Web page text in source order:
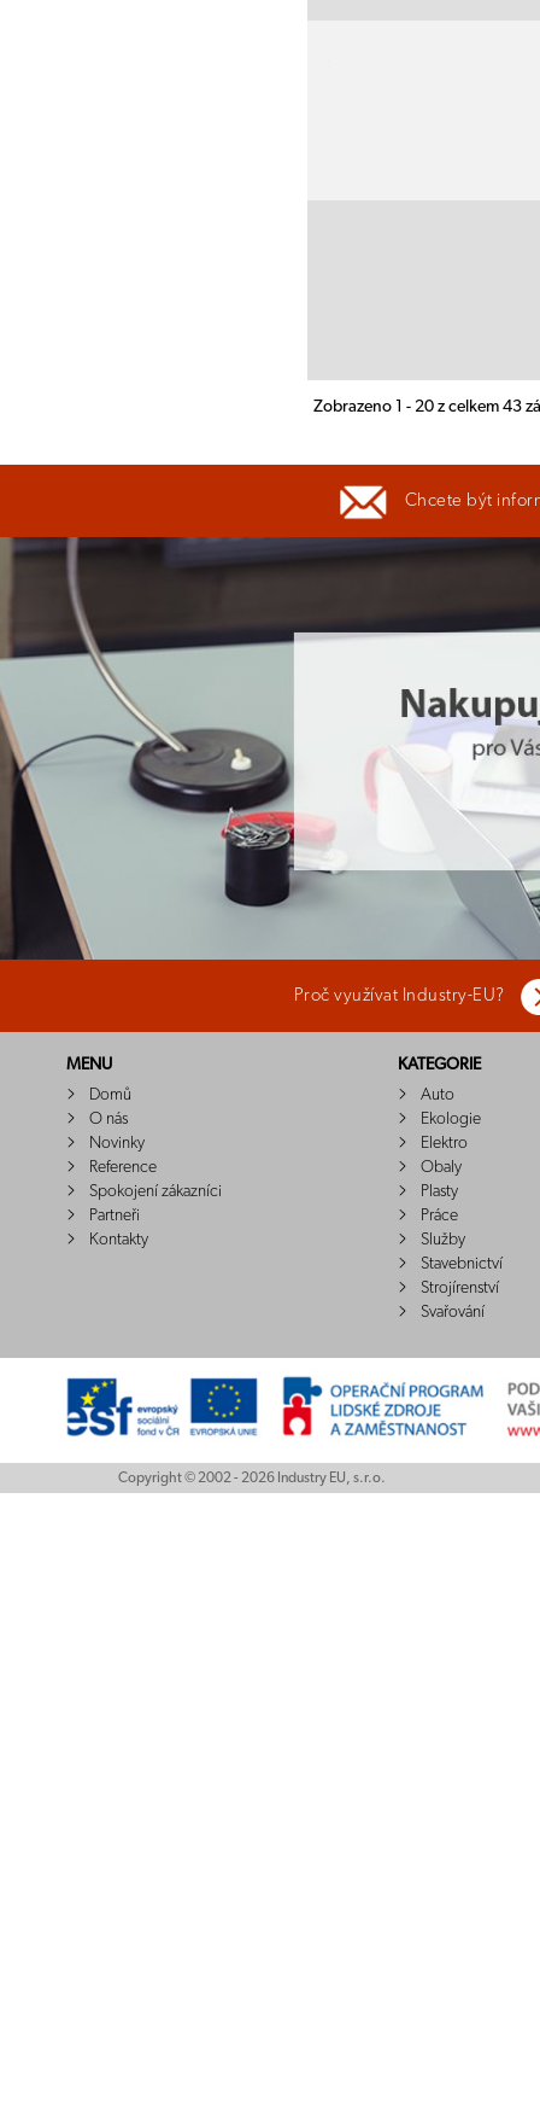
Zobrazeno 1 - 20 z celkem 43
Chcete být
Proč využívat Industry-EU?
MENU
Domů
O nás
Novinky
Reference
Spokojení zákazníci
Partneři
Kontakty
KATEGORIE
Auto
Ekologie
Elektro
Obaly
Plasty
Práce
Služby
Stavebnictví
Strojírenství
Svařování
Copyright © 2002 - 2026 Industry EU, s.r.o.